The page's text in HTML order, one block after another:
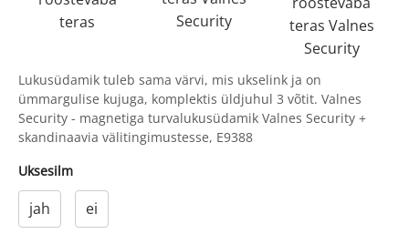
teras
Security
teras Valnes
Security
Lukusüdamik tuleb sama värvi, mis ukselink ja on
ümmargulise kujuga, komplektis üldjuhul 3 võtit. Valnes
Security - magnetiga turvalukusüdamik Valnes Security +
skandinaavia välitingimustesse, E9388
Uksesilm
jah ei